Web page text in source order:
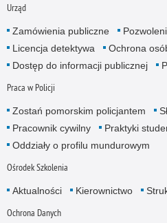
Urząd
Zamówienia publiczne
Licencja detektywa
Ochrona
Dostęp do informacji publicznej
Praca w Policji
Zostań pomorskim policjantem
Pracownik cywilny
Praktyki
Oddziały o profilu mundurowym
Ośrodek Szkolenia
Aktualności Kierownictwo
Ochrona Danych